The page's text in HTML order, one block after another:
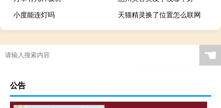
小度能连灯吗
天猫精灵换了位置怎么联网
☚
公告